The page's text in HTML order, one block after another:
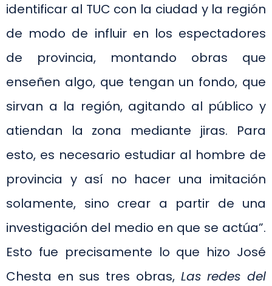
identificar al TUC con la ciudad y la región
de modo de influir en los espectadores
de provincia, montando obras que
enseñen algo, que tengan un fondo, que
sirvan a la región, agitando al público y
atiendan la zona mediante jiras. Para
esto, es necesario estudiar al hombre de
provincia y así no hacer una imitación
solamente, sino crear a partir de una
investigación del medio en que se actúa”.
Esto fue precisamente lo que hizo José
Chesta en sus tres obras, Las redes del